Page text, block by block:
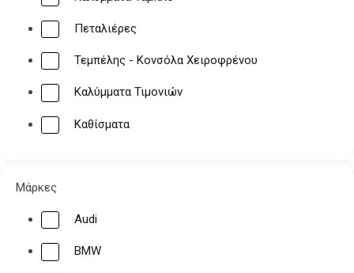
Πεταλιέρες
Τεμπέλης - Κονσόλα Χειροφρένου
Καλύμματα Τιμονιών
Καθίσματα
Μάρκες
Audi
BMW